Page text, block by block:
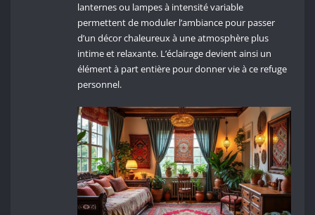
lanternes ou lampes à intensité variable
permettent de moduler l’ambiance pour passer
d’un décor chaleureux à une atmosphère plus
intime et relaxante. L’éclairage devient ainsi un
élément à part entière pour donner vie à ce refuge
personnel.